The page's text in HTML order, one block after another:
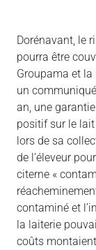
Dorénavant, le
pourra être
Groupama et la
un
an, une
positif sur le
lors de sa
de l’éleveur
citerne «
contaminé et
la laiterie
coûts